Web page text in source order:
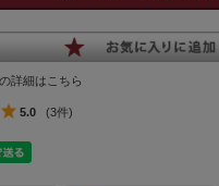
詳細はこちら
5.0 (3件)